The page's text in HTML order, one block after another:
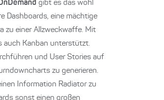
gibt es das wohl
Dashboards, eine mächtige
zu einer Allzweckwaffe. Mit
auch Kanban unterstützt.
und User Stories auf
zu generieren.
Information Radiator zu
sonst einen großen